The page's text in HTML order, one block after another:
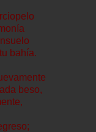
bahía.
beso,